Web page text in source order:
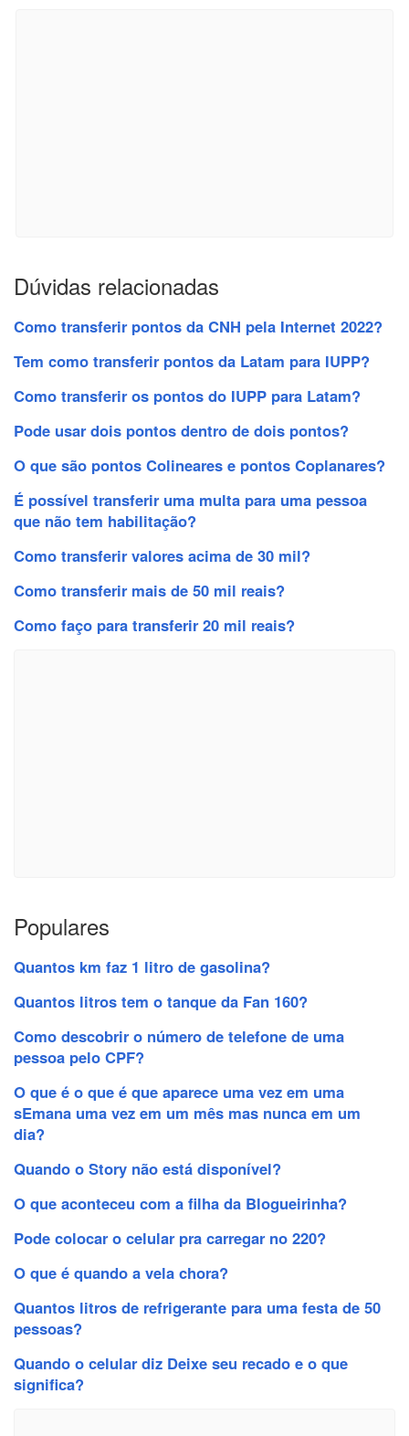
Dúvidas relacionadas
Como transferir pontos da CNH pela Internet 2022?
Tem como transferir pontos da Latam para IUPP?
Como transferir os pontos do IUPP para Latam?
Pode usar dois pontos dentro de dois pontos?
O que são pontos Colineares e pontos Coplanares?
É possível transferir uma multa para uma pessoa
que não tem habilitação?
Como transferir valores acima de 30 mil?
Como transferir mais de 50 mil reais?
Como faço para transferir 20 mil reais?
Populares
Quantos km faz 1 litro de gasolina?
Quantos litros tem o tanque da Fan 160?
Como descobrir o número de telefone de uma
pessoa pelo CPF?
O que é o que é que aparece uma vez em uma
sEmana uma vez em um mês mas nunca em um
dia?
Quando o Story não está disponível?
O que aconteceu com a filha da Blogueirinha?
Pode colocar o celular pra carregar no 220?
O que é quando a vela chora?
Quantos litros de refrigerante para uma festa de 50
pessoas?
Quando o celular diz Deixe seu recado e o que
significa?